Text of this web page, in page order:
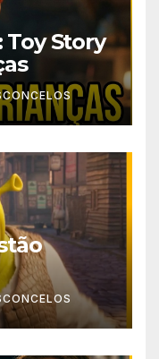
Story